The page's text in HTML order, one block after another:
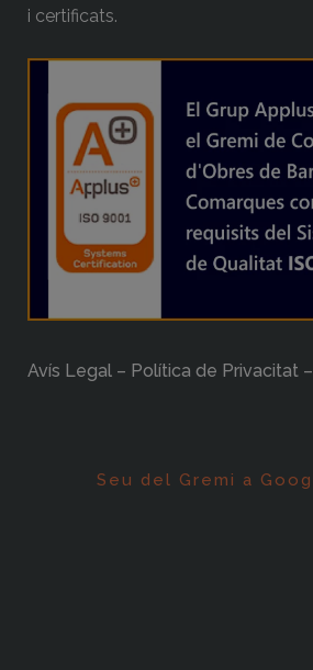
i certificats.
Avís Legal – Política de Privacitat –
Seu del Gremi a